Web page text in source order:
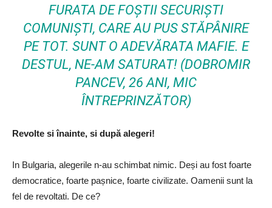
FURATA DE FOȘTII SECURIȘTI
COMUNIȘTI, CARE AU PUS STĂPÂNIRE
PE TOT. SUNT O ADEVĂRATA MAFIE. E
DESTUL, NE-AM SATURAT! (DOBROMIR
PANCEV, 26 ANI, MIC
ÎNTREPRINZĂTOR)
Revolte si înainte, si după alegeri!
In Bulgaria, alegerile n-au schimbat nimic. Deși au fost foarte
democratice, foarte pașnice, foarte civilizate. Oamenii sunt la
fel de revoltati. De ce?